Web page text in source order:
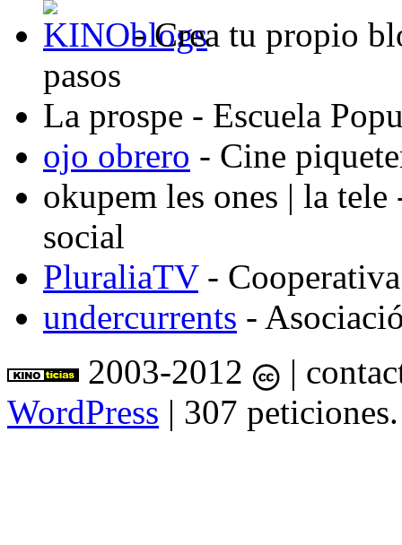
- Crea tu propio
pasos
La prospe - Escuela
ojo obrero - Cine
okupem les ones | la tele
social
PluraliaTV-
undercurrents -
2003-2012
|
WordPress | 307